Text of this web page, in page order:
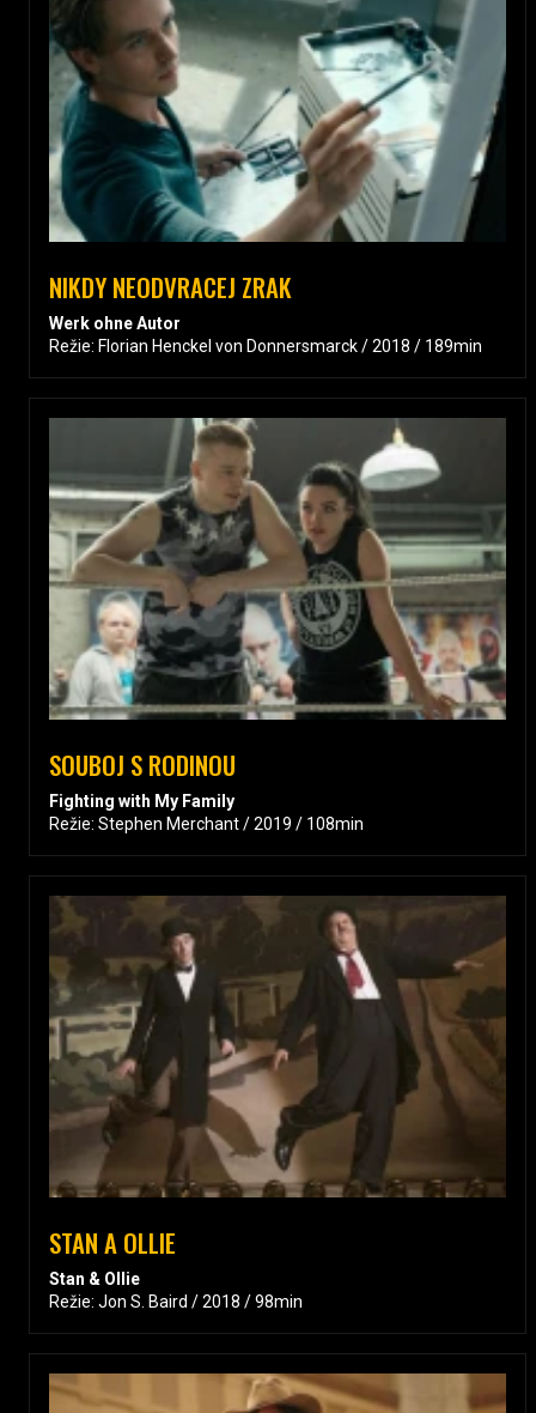
NIKDY NEODVRACEJ ZRAK
Werk ohne Autor
Režie: Florian Henckel von Donnersmarck / 2018 / 189min
SOUBOJ S RODINOU
Fighting with My Family
Režie: Stephen Merchant / 2019 / 108min
STAN A OLLIE
Stan & Ollie
Režie: Jon S. Baird / 2018 / 98min